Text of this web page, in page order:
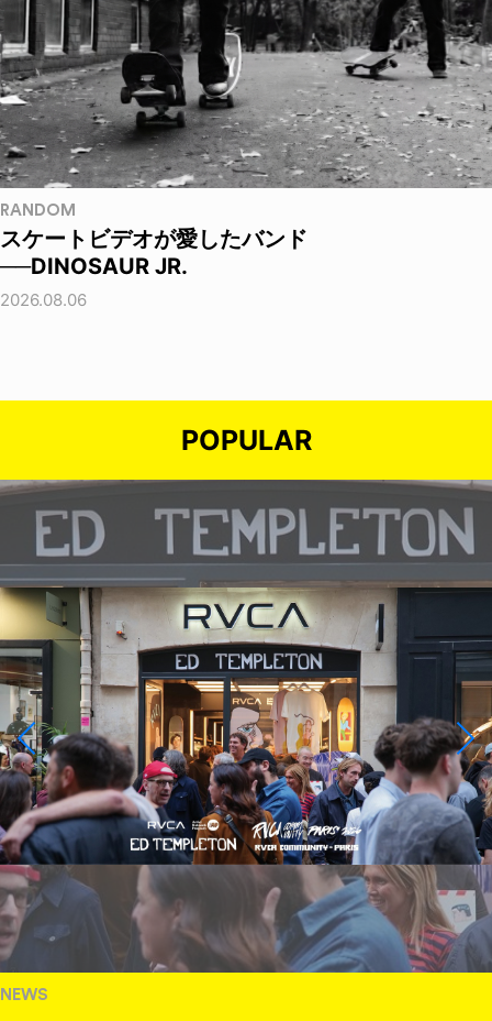
RANDOM
スケートビデオが愛したバンド
──DINOSAUR JR.
2026.08.06
POPULAR
NEWS